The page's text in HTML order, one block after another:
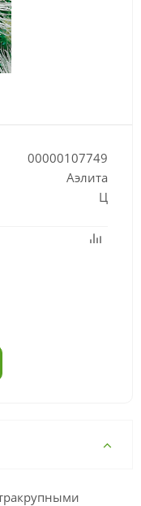
00000107749
Аэлита
Ц